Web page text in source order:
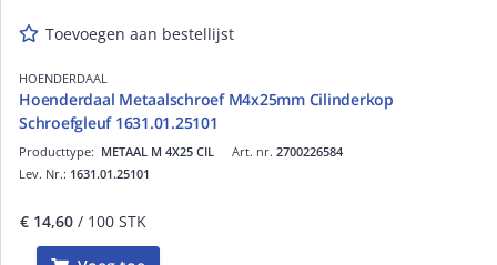
Toevoegen aan bestellijst
HOENDERDAAL
Hoenderdaal Metaalschroef M4x25mm Cilinderkop
Schroefgleuf 1631.01.25101
Art. nr. 2700226584
Producttype: METAAL M 4X25 CIL
Lev. Nr.: 1631.01.25101
€ 14,60 / 100 STK